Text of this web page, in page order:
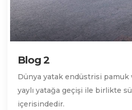
Blog 2
Dünya yatak endüstrisi pamuk
yaylı yatağa geçişi ile birlikte
içerisindedir.